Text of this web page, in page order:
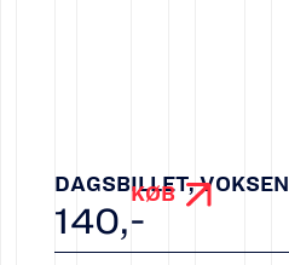
DAGSBILLET, VOKSEN
140,-
KØB